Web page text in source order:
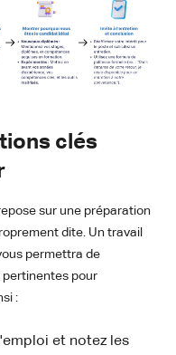
clés
sur une préparation
dite. Un travail
permettra de
pertinentes pour
:
et notez les